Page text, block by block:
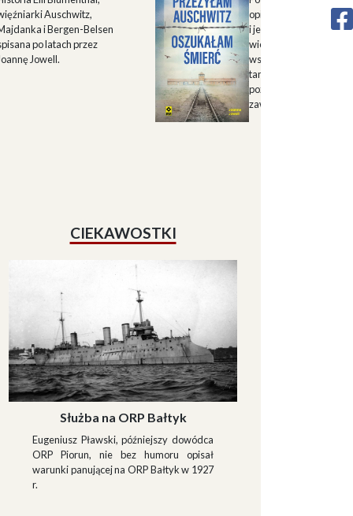
Auschwitz,
i Bergen-Belsen
po latach przez
Jowell.
opisu historii Górnego
i jego mieszkańców w
wieku oraz zapisu
wspomnień
tamtych terenów, które
pozwalają lepiej
zawiłe koleje losu
CIEKAWOSTKI
Służba na ORP Bałtyk
Eugeniusz Pławski, późniejszy dowódca
ORP Piorun, nie bez humoru opisał
warunki panującej na ORP Bałtyk w 1927
r.